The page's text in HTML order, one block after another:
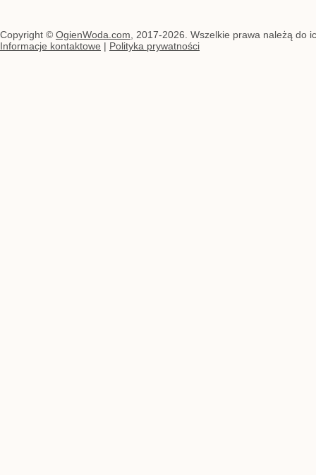
Copyright © OgienWoda.com , 2017-2026. Wszelkie prawa należą do
Informacje kontaktowe | Polityka prywatności